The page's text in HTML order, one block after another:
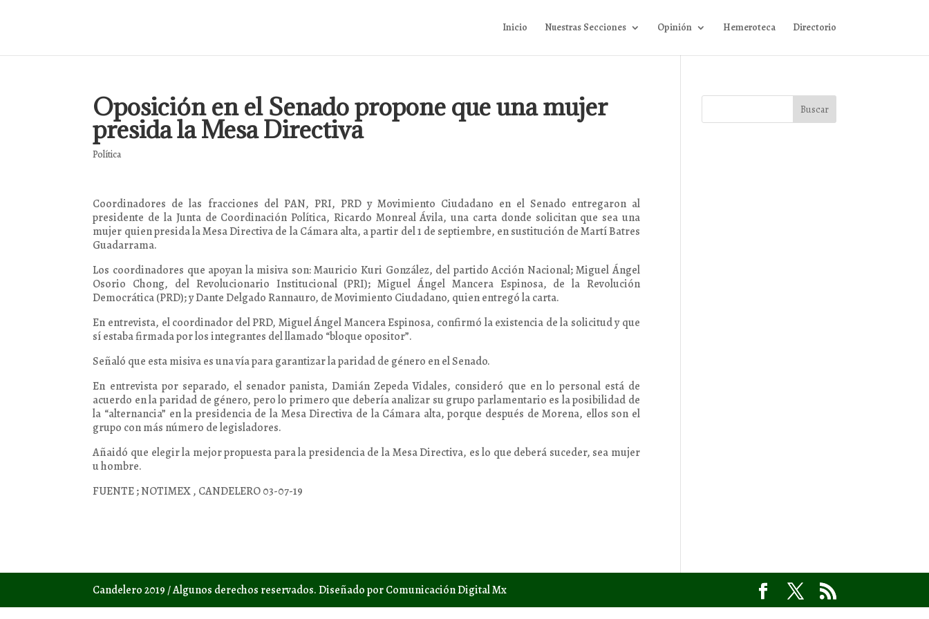
Inicio Nuestras Secciones Opinión Hemeroteca Directorio
Oposición en el Senado propone que una mujer
presida la Mesa Directiva
Política
Coordinadores de las fracciones del PAN, PRI, PRD y Movimiento Ciudadano en el Senado entregaron al
presidente de la Junta de Coordinación Política, Ricardo Monreal Ávila, una carta donde solicitan que sea una
mujer quien presida la Mesa Directiva de la Cámara alta, a partir del 1 de septiembre, en sustitución de Martí Batres
Guadarrama.
Los coordinadores que apoyan la misiva son: Mauricio Kuri González, del partido Acción Nacional; Miguel Ángel
Osorio Chong, del Revolucionario Institucional (PRI); Miguel Ángel Mancera Espinosa, de la Revolución
Democrática (PRD); y Dante Delgado Rannauro, de Movimiento Ciudadano, quien entregó la carta.
En entrevista, el coordinador del PRD, Miguel Ángel Mancera Espinosa, confirmó la existencia de la solicitud y que
sí estaba firmada por los integrantes del llamado “bloque opositor”.
Señaló que esta misiva es una vía para garantizar la paridad de género en el Senado.
En entrevista por separado, el senador panista, Damián Zepeda Vidales, consideró que en lo personal está de
acuerdo en la paridad de género, pero lo primero que debería analizar su grupo parlamentario es la posibilidad de
la “alternancia” en la presidencia de la Mesa Directiva de la Cámara alta, porque después de Morena, ellos son el
grupo con más número de legisladores.
Añaidó que elegir la mejor propuesta para la presidencia de la Mesa Directiva, es lo que deberá suceder, sea mujer
u hombre.
FUENTE ; NOTIMEX , CANDELERO 03-07-19
Candelero 2019 / Algunos derechos reservados. Diseñado por Comunicación Digital Mx